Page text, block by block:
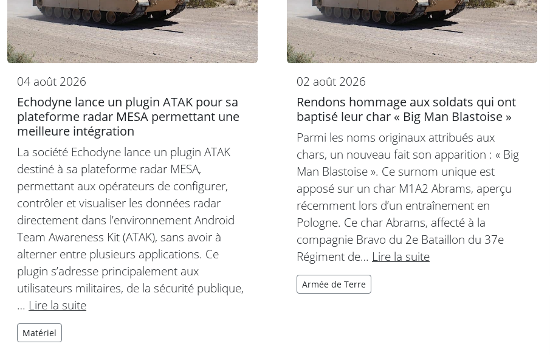
04 août 2026
Echodyne lance un plugin ATAK pour sa
plateforme radar MESA permettant une
meilleure intégration
La société Echodyne lance un plugin ATAK
destiné à sa plateforme radar MESA,
permettant aux opérateurs de configurer,
contrôler et visualiser les données radar
directement dans l’environnement Android
Team Awareness Kit (ATAK), sans avoir à
alterner entre plusieurs applications. Ce
plugin s’adresse principalement aux
utilisateurs militaires, de la sécurité publique,
… Lire la suite
Matériel
02 août 2026
Rendons hommage aux soldats qui ont
baptisé leur char « Big Man Blastoise »
Parmi les noms originaux attribués aux
chars, un nouveau fait son apparition : « Big
Man Blastoise ». Ce surnom unique est
apposé sur un char M1A2 Abrams, aperçu
récemment lors d’un entraînement en
Pologne. Ce char Abrams, affecté à la
compagnie Bravo du 2e Bataillon du 37e
Régiment de… Lire la suite
Armée de Terre